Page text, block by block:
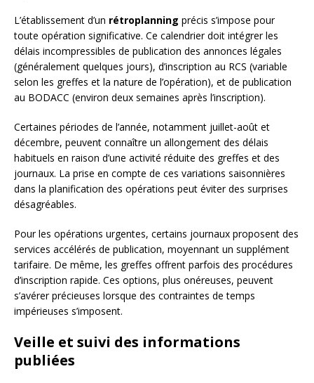
L’établissement d’un rétroplanning précis s’impose pour
toute opération significative. Ce calendrier doit intégrer les
délais incompressibles de publication des annonces légales
(généralement quelques jours), d’inscription au RCS (variable
selon les greffes et la nature de l’opération), et de publication
au BODACC (environ deux semaines après l’inscription).
Certaines périodes de l’année, notamment juillet-août et
décembre, peuvent connaître un allongement des délais
habituels en raison d’une activité réduite des greffes et des
journaux. La prise en compte de ces variations saisonnières
dans la planification des opérations peut éviter des surprises
désagréables.
Pour les opérations urgentes, certains journaux proposent des
services accélérés de publication, moyennant un supplément
tarifaire. De même, les greffes offrent parfois des procédures
d’inscription rapide. Ces options, plus onéreuses, peuvent
s’avérer précieuses lorsque des contraintes de temps
impérieuses s’imposent.
Veille et suivi des informations
publiées